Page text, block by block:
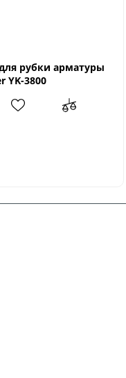
рубки арматуры
YK-3800